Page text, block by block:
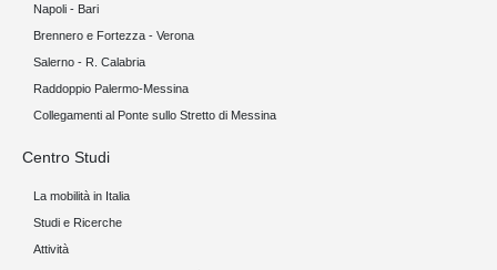
Napoli - Bari
Brennero e Fortezza - Verona
Salerno - R. Calabria
Raddoppio Palermo-Messina
Collegamenti al Ponte sullo Stretto di Messina
Centro Studi
La mobilità in Italia
Studi e Ricerche
Attività